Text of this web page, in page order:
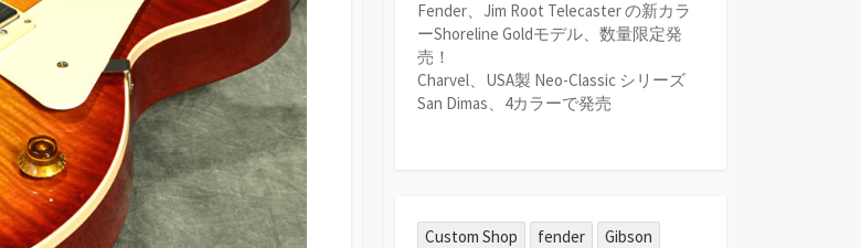
Fender、Jim Root Telecaster の新カラ
ーShoreline Goldモデル、数量限定発
売！
Charvel、USA製 Neo-Classic シリーズ
San Dimas、4カラーで発売
Custom Shop fender
Gibson